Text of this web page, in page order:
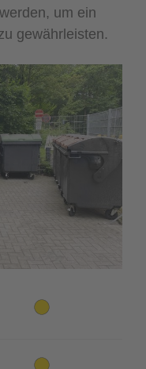
um ein
gewährleisten.